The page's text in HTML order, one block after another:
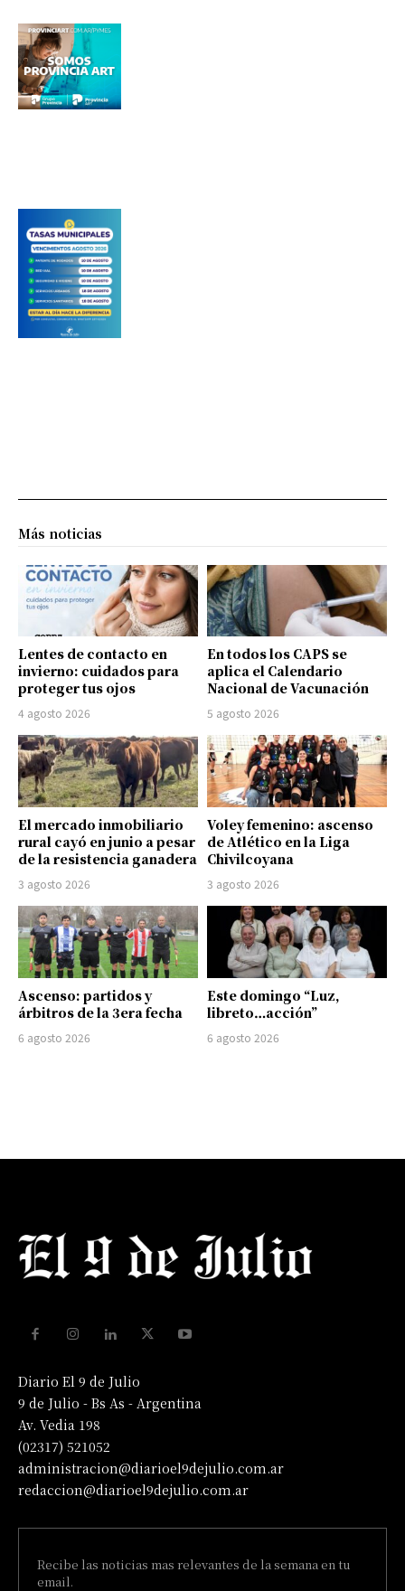
Más noticias
Lentes de contacto en
invierno: cuidados para
proteger tus ojos
4 agosto 2026
En todos los CAPS se
aplica el Calendario
Nacional de Vacunación
5 agosto 2026
El mercado inmobiliario
rural cayó en junio a pesar
de la resistencia ganadera
3 agosto 2026
Voley femenino: ascenso
de Atlético en la Liga
Chivilcoyana
3 agosto 2026
Ascenso: partidos y
árbitros de la 3era fecha
6 agosto 2026
Este domingo “Luz,
libreto…acción”
6 agosto 2026
Diario El 9 de Julio
9 de Julio - Bs As - Argentina
Av. Vedia 198
(02317) 521052
administracion@diarioel9dejulio.com.ar
redaccion@diarioel9dejulio.com.ar
Recibe las noticias mas relevantes de la semana en tu
email.